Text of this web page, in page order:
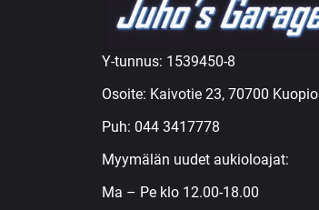
Y-tunnus: 1539450-8
Osoite: Kaivotie 23, 70700 Kuopio
Puh: 044 3417778
Myymälän uudet aukioloajat:
Ma – Pe klo 12.00-18.00